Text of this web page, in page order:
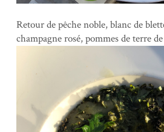
Retour de pêche noble, blanc de
champagne rosé, pommes de terre